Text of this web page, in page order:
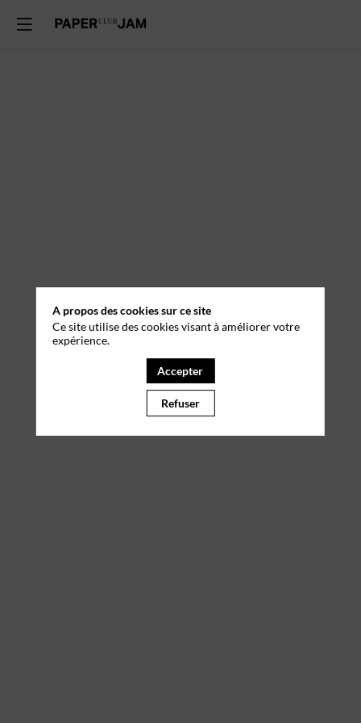
Il manque du contenu : rafraichissez votre navigateur
A propos des cookies sur ce site
Ce site utilise des cookies visant à améliorer votre
expérience.
Accepter
Refuser